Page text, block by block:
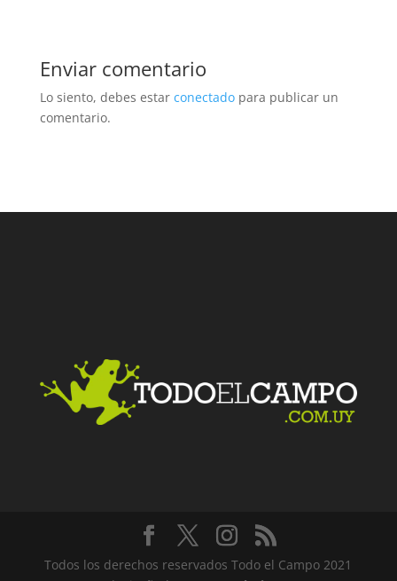
Enviar comentario
Lo siento, debes estar conectadopara publicar un
comentario.
Todos los derechos reservados Todo el Campo 2021
Facebook